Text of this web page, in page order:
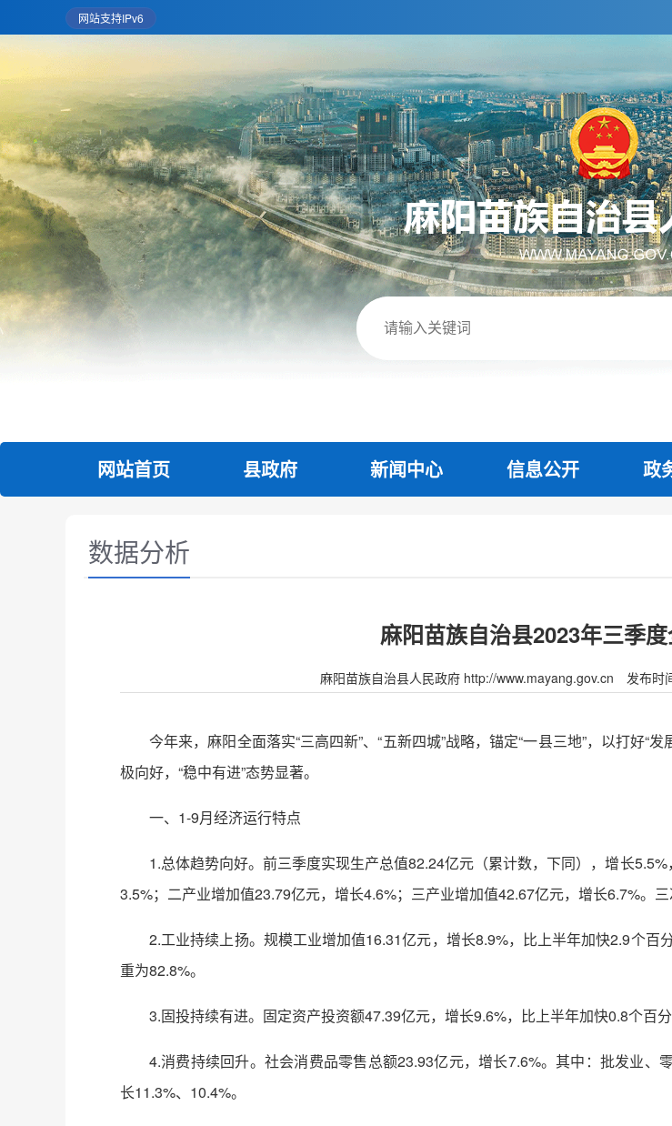
网站支持IPv6
网站首页 县政府 新闻中心 信息公开 政
数据分析
麻阳苗族自治县2023年三季
麻阳苗族自治县人民政府 http://www.mayang.gov.cn 发布时
今年来，麻阳全面落实“三高四新”、“五新四城”战略，锚定“一县三地”，以打好“
极向好，“稳中有进”态势显著。
一、1-9月经济运行特点
1.总体趋势向好。前三季度实现生产总值82.24亿元（累计数，下同），增长
3.5%；二产业增加值23.79亿元，增长4.6%；三产业增加值42.67亿元，增长6.7%。三
2.工业持续上扬。规模工业增加值16.31亿元，增长8.9%，比上半年加快2.9个
重为82.8%。
3.固投持续有进。固定资产投资额47.39亿元，增长9.6%，比上半年加快0.8个百分
4.消费持续回升。社会消费品零售总额23.93亿元，增长7.6%。其中：批发业
长11.3%、10.4%。